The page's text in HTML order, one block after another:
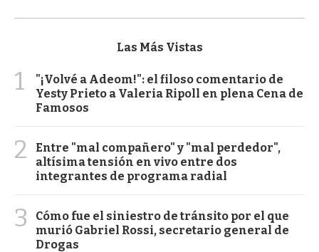
Las Más Vistas
1
"¡Volvé a Adeom!": el filoso comentario de
Yesty Prieto a Valeria Ripoll en plena Cena de
Famosos
2
Entre "mal compañero" y "mal perdedor",
altísima tensión en vivo entre dos
integrantes de programa radial
3
Cómo fue el siniestro de tránsito por el que
murió Gabriel Rossi, secretario general de
Drogas